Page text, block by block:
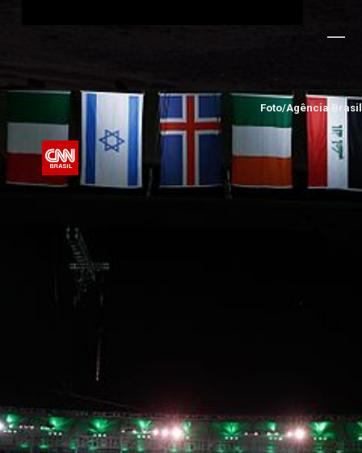
Foto/Agência Brasil